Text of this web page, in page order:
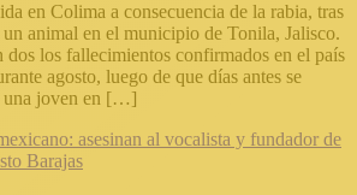
en Colima a consecuencia de la rabia, tras
animal en el municipio de Tonila, Jalisco.
dos los fallecimientos confirmados en el país
agosto, luego de que días antes se
una joven en […]